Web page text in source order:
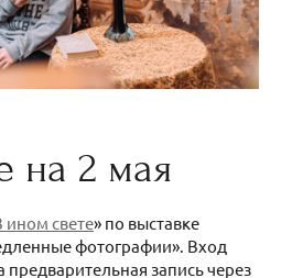
на 2 мая
ином свете» по выставке
фотографии». Вход
запись через